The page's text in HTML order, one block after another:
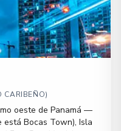
CARIBEÑO)
oeste de Panamá —
Bocas Town), Isla